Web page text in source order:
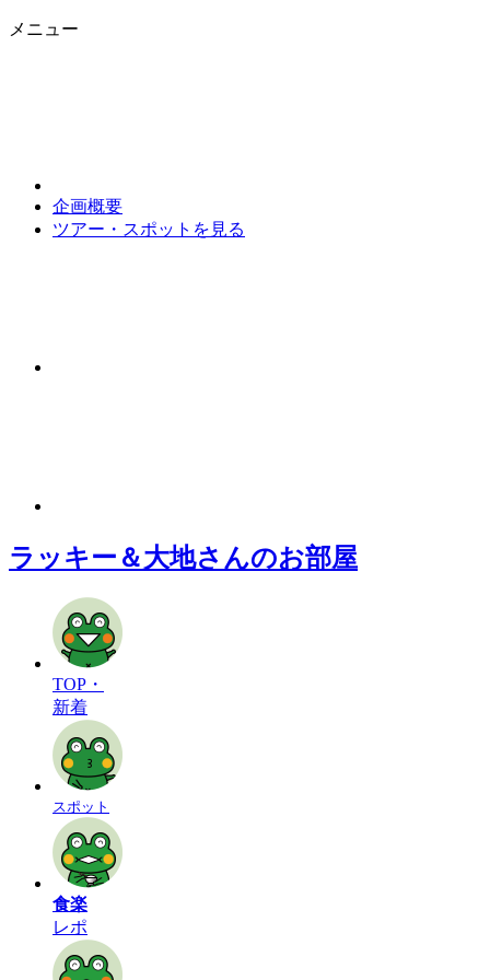
メニュー
企画概要
ツアー・スポットを見る
ラッキー＆大地さんのお部屋
TOP・
新着
スポット
食楽
レポ